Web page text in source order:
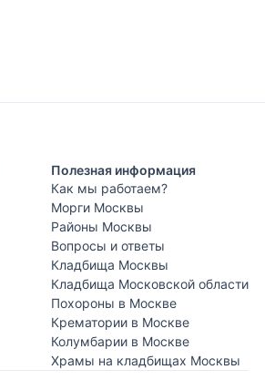
Полезная информация
Как мы работаем?
Морги Москвы
Районы Москвы
Вопросы и ответы
Кладбища Москвы
Кладбища Московской области
Похороны в Москве
Крематории в Москве
Колумбарии в Москве
Храмы на кладбищах Москвы